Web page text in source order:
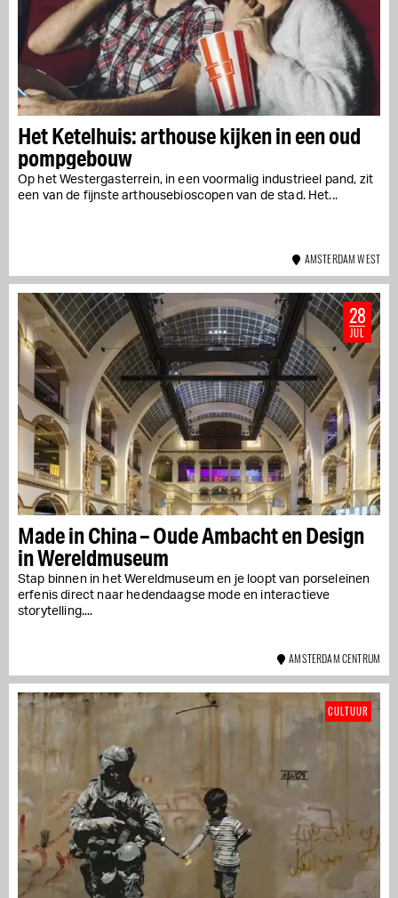
Het Ketelhuis: arthouse kijken in een oud
pompgebouw
Op het Westergasterrein, in een voormalig industrieel pand, zit
een van de fijnste arthousebioscopen van de stad. Het...
AMSTERDAM WEST
Made in China – Oude Ambacht en Design
in Wereldmuseum
Stap binnen in het Wereldmuseum en je loopt van porseleinen
erfenis direct naar hedendaagse mode en interactieve
storytelling....
28
JUL
AMSTERDAM CENTRUM
CULTUUR